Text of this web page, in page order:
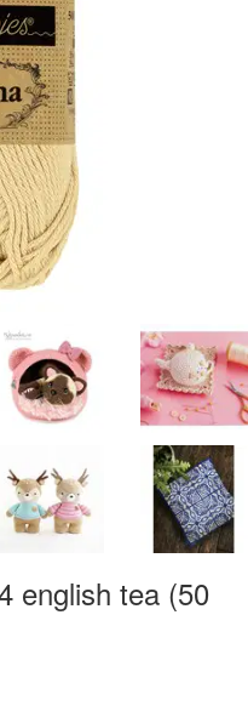
english tea (50